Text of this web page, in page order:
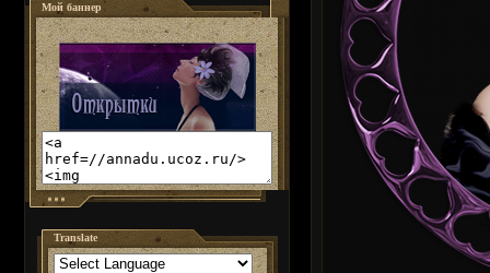
Мой баннер
Translate